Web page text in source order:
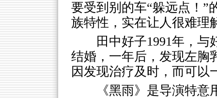
要受到别的车“躲远点！”
族特性，实在让人很难理
田中好子1991年，
结婚，一年后，发现左胸
因发现治疗及时，而可以
《黑雨》是导演特